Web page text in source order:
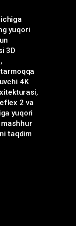
yuqori
3D
4K
2 va
yuqori
taqdim